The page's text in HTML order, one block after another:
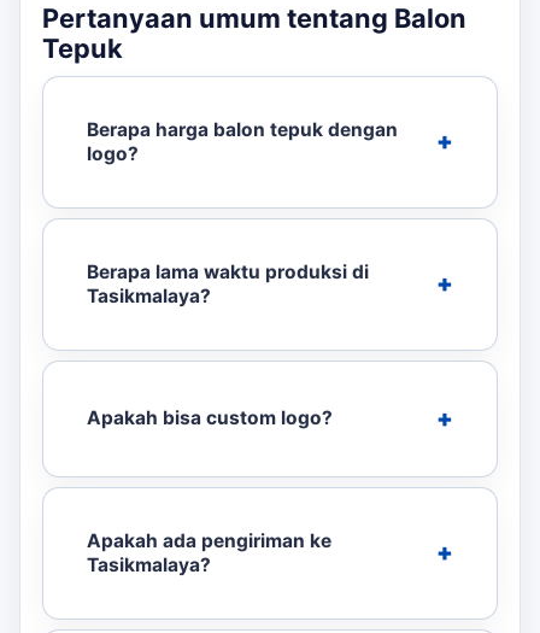
Pertanyaan umum tentang Balon
Tepuk
Berapa harga balon tepuk dengan
logo?
Berapa lama waktu produksi di
Tasikmalaya?
Apakah bisa custom logo?
Apakah ada pengiriman ke
Tasikmalaya?